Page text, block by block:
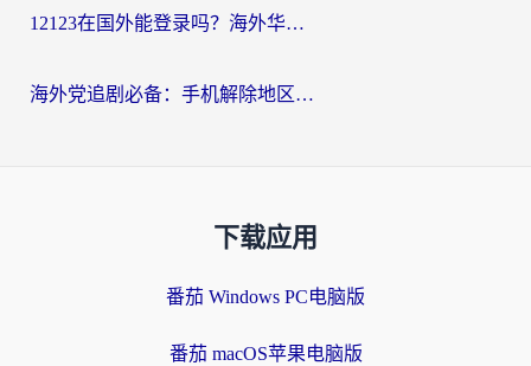
12123在国外能登录吗？海外华人必看的回国加速实用指南
海外党追剧必备：手机解除地区限制app怎么选？解决央视视频&国内剧地区限制全指南
下载应用
番茄 Windows PC电脑版
番茄 macOS苹果电脑版